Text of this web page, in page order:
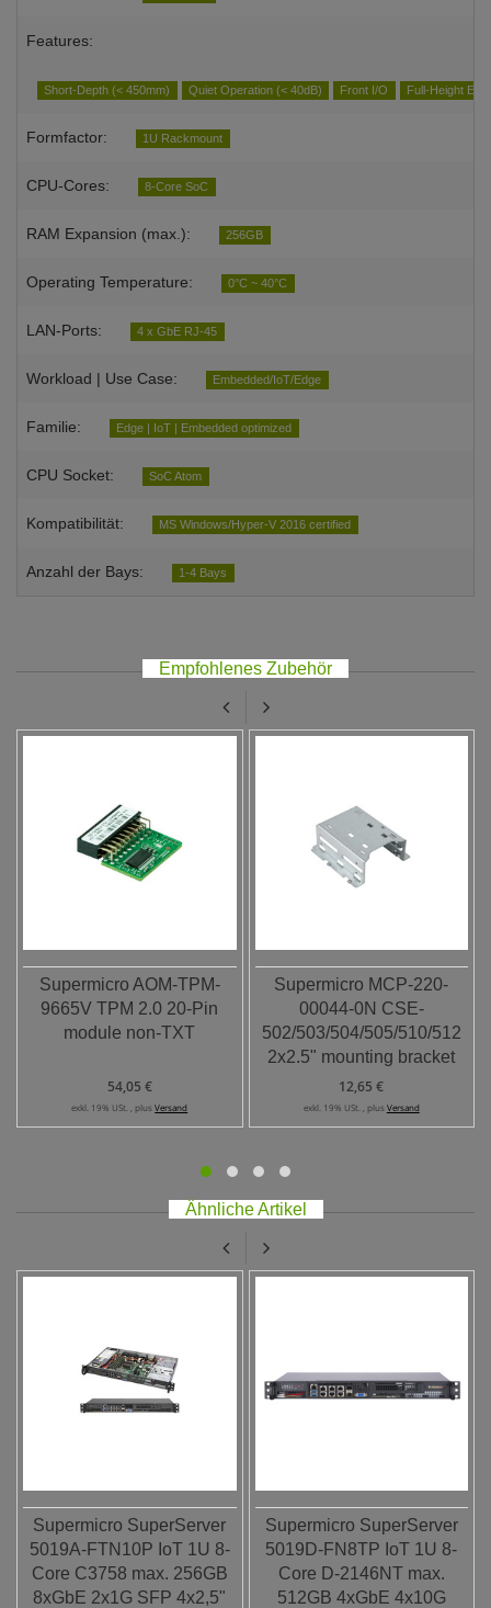
Features:
Short-Depth (< 450mm) Quiet Operation (< 40dB) Front I/O Full-Height
Formfactor: 1U Rackmount
CPU-Cores: 8-Core SoC
RAM Expansion (max.): 256GB
Operating Temperature: 0°C ~ 40°C
LAN-Ports: 4 x GbE RJ-45
Workload | Use Case: Embedded/IoT/Edge
Familie: Edge | IoT | Embedded optimized
CPU Socket: SoC Atom
Kompatibilität: MS Windows/Hyper-V 2016 certified
Anzahl der Bays: 1-4 Bays
Empfohlenes Zubehör
Supermicro AOM-TPM-
9665V TPM 2.0 20-Pin
module non-TXT
54,05 €
exkl. 19% USt. , plusVersand
Supermicro MCP-220-
00044-0N CSE-
502/503/504/505/510/512
2x2.5" mounting bracket
12,65 €
exkl. 19% USt. , plus Versand
Ähnliche Artikel
Supermicro SuperServer
5019A-FTN10P IoT 1U 8-
Core C3758 max. 256GB
8xGbE 2x1G SFP 4x2,5"
Supermicro SuperServer
5019D-FN8TP IoT 1U 8-
Core D-2146NT max.
512GB 4xGbE 4x10G